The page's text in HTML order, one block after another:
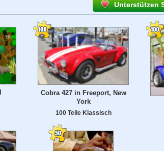
Unterstützen
Cobra 427 in Freeport, New
York
100 Teile Klassisch